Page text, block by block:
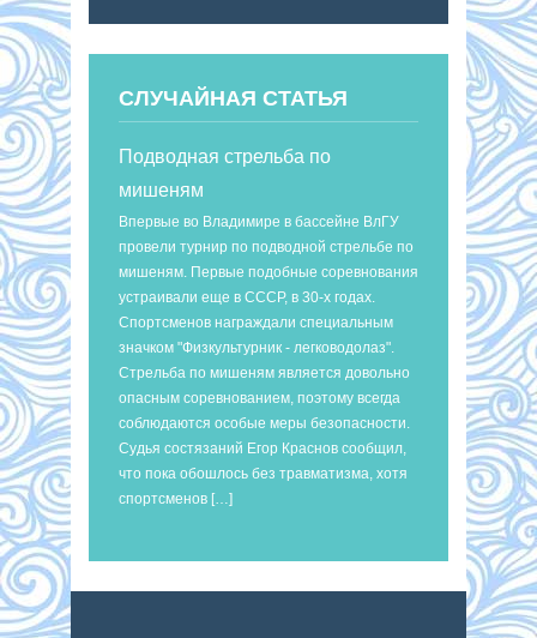
СЛУЧАЙНАЯ СТАТЬЯ
Подводная стрельба по
мишеням
Впервые во Владимире в бассейне ВлГУ
провели турнир по подводной стрельбе по
мишеням. Первые подобные соревнования
устраивали еще в СССР, в 30-х годах.
Спортсменов награждали специальным
значком "Физкультурник - легководолаз".
Стрельба по мишеням является довольно
опасным соревнованием, поэтому всегда
соблюдаются особые меры безопасности.
Судья состязаний Егор Краснов сообщил,
что пока обошлось без травматизма, хотя
спортсменов […]